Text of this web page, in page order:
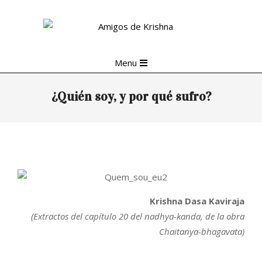
Navigation
Menu
¿Quién soy, y por qué sufro?
Krishna Dasa Kaviraja
(Extractos del capítulo 20 del nadhya-kanda, de la obra
Chaitanya-bhagavata)